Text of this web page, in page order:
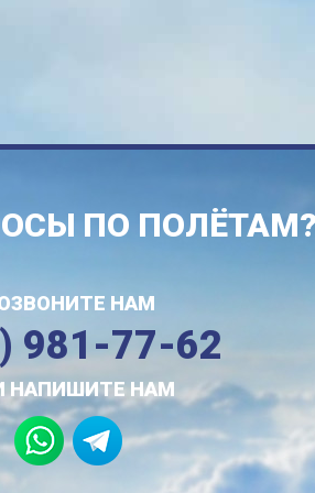
ПО
НАМ
981-77-62
НАПИШИТЕ НАМ